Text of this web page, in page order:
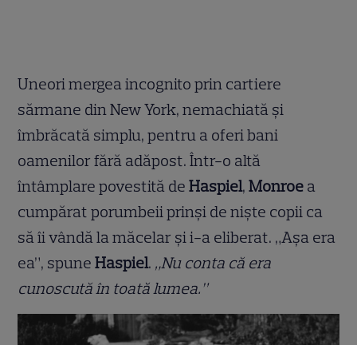
Uneori mergea incognito prin cartiere
sărmane din New York, nemachiată și
îmbrăcată simplu, pentru a oferi bani
oamenilor fără adăpost. Într-o altă
întâmplare povestită deHaspiel,Monroe a
cumpărat porumbeii prinși de niște copii ca
să îi vândă la măcelar și i-a eliberat. „Așa era
ea”, spuneHaspiel. „Nu conta că era
cunoscută în toată lumea.”